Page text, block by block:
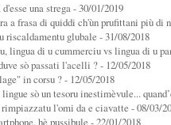
una strega- 30/01/2019
a frasa di quiddi ch'ùn prufittani più di
riscaldamentu glubale - 31/08/2018
lingua di u cummerciu vs lingua di u
sò passati l'acelli ?- 12/05/2018
in corsu ?- 12/05/2018
sò un tesoru inestimèvule...
l'omi da e ciavatte - 08/03/
hè pussibule - 22/01/2018